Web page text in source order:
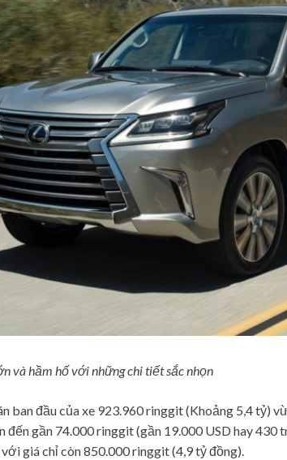
và hầm hố với những chi tiết sắc nhọn
ban đầu của xe 923.960 ringgit (Khoảng 5,4 tỷ)
đến gần 74.000 ringgit (gần 19.000 USD hay
giá chỉ còn 850.000 ringgit (4,9 tỷ đồng).